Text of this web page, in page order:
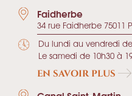
Faidherbe
34 rue Faidherbe 75011
Du lundi au vendredi
Le samedi de 10h30 à
EN SAVOIR PLUS